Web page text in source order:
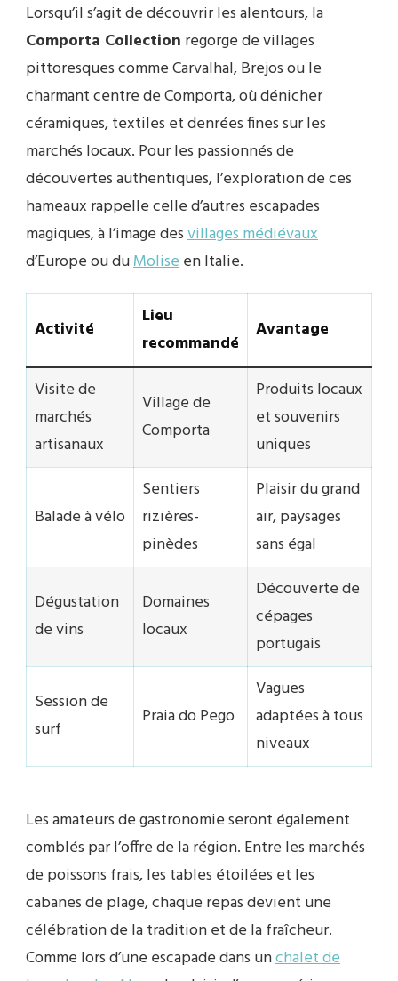
Lorsqu’il s’agit de découvrir les alentours, la
Comporta Collection regorge de villages
pittoresques comme Carvalhal, Brejos ou le
charmant centre de Comporta, où dénicher
céramiques, textiles et denrées fines sur les
marchés locaux. Pour les passionnés de
découvertes authentiques, l’exploration de ces
hameaux rappelle celle d’autres escapades
magiques, à l’image desvillages médiévaux
d’Europe ou duMoliseen Italie.
Activité
Lieu
recommandé
Avantage
Visite de
marchés
artisanaux
Village de
Comporta
Produits locaux
et souvenirs
uniques
Balade à vélo
Sentiers
rizières-
pinèdes
Plaisir du grand
air, paysages
sans égal
Dégustation
de vins
Domaines
locaux
Découverte de
cépages
portugais
Session de
surf
Praia do Pego
Vagues
adaptées à tous
niveaux
Les amateurs de gastronomie seront également
comblés par l’offre de la région. Entre les marchés
de poissons frais, les tables étoilées et les
cabanes de plage, chaque repas devient une
célébration de la tradition et de la fraîcheur.
Comme lors d’une escapade dans unchalet de